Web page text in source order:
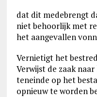
dat dit medebrengt
niet behoorlijk met
het aangevallen
Vernietigt het
Verwijst de zaak
teneinde op het
opnieuw te worden